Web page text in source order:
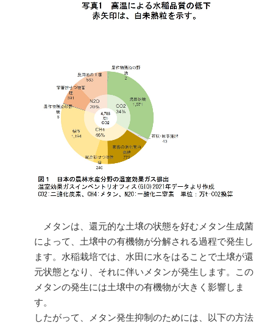
メタンは、還元的な土壌の状態を好むメタン生成菌
によって、土壌中の有機物が分解される過程で発生し
ます。水稲栽培では、水田に水をはることで土壌が還
元状態となり、それに伴いメタンが発生します。この
メタンの発生には土壌中の有機物が大きく影響しま
す。
したがって、メタン発生抑制のためには、以下の方法